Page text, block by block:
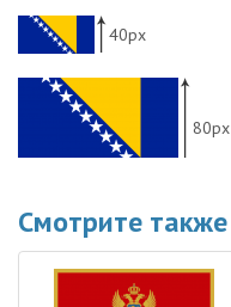
40px
80px
Смотрите также